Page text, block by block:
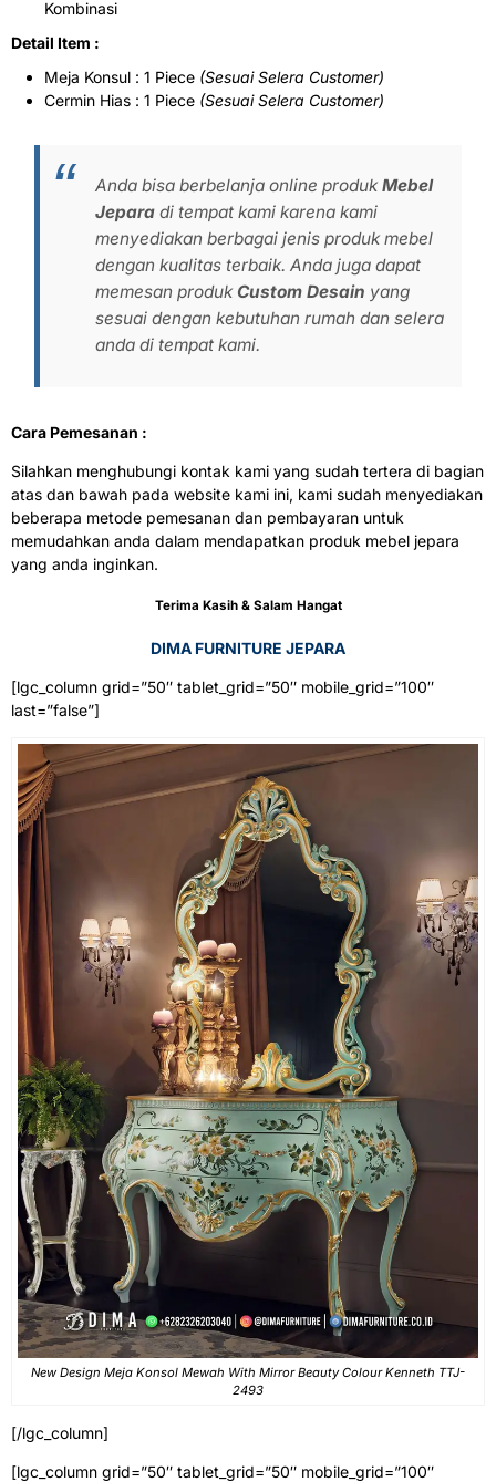
Kombinasi
Detail Item :
Meja Konsul : 1 Piece (Sesuai Selera Customer)
Cermin Hias : 1 Piece (Sesuai Selera Customer)
Anda bisa berbelanja online produkMebel
Jepara di tempat kami karena kami
menyediakan berbagai jenis produk mebel
dengan kualitas terbaik. Anda juga dapat
memesan produk Custom Desain yang
sesuai dengan kebutuhan rumah dan selera
anda di tempat kami.
Cara Pemesanan :
Silahkan menghubungi kontak kami yang sudah tertera di bagian
atas dan bawah pada website kami ini, kami sudah menyediakan
beberapa metode pemesanan dan pembayaran untuk
memudahkan anda dalam mendapatkan produk mebel jepara
yang anda inginkan.
Terima Kasih & Salam Hangat
DIMA FURNITURE JEPARA
[lgc_column grid=”50″ tablet_grid=”50″ mobile_grid=”100″
last=”false”]
New Design Meja Konsol Mewah With Mirror Beauty Colour Kenneth TTJ-
2493
[/lgc_column]
[lgc_column grid=”50″ tablet_grid=”50″ mobile_grid=”100″